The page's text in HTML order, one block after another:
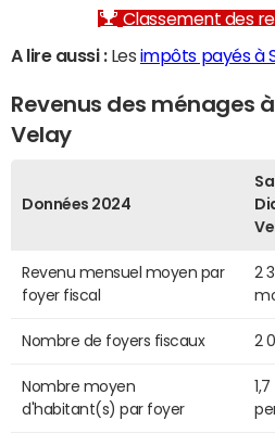
Classement des
A lire aussi :Les impôts payés à
Revenus des ménages
Velay
Données 2024
Revenu mensuel moyen par
foyer fiscal
2
Nombre de foyers fiscaux 2
Nombre moyen
d'habitant(s) par foyer
1,7